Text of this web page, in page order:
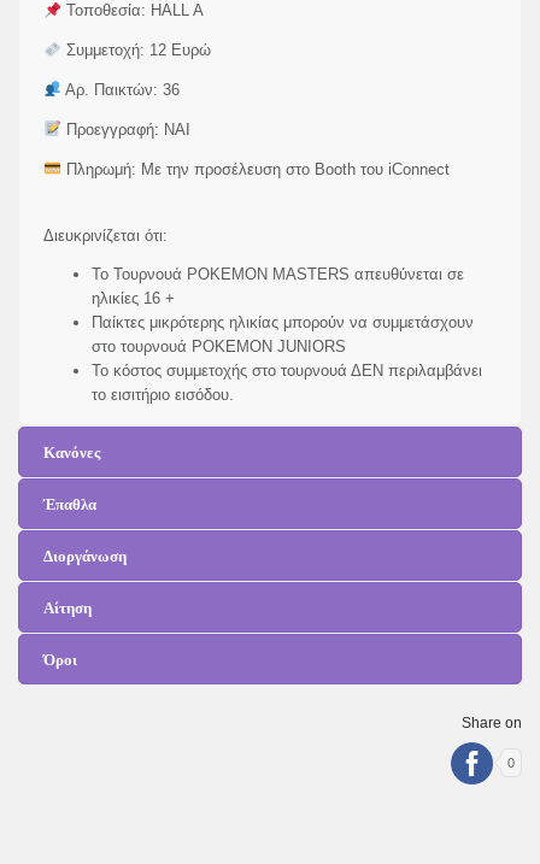
Τοποθεσία: HALL A
Συμμετοχή: 12 Ευρώ
Αρ. Παικτών: 36
Προεγγραφή: ΝΑΙ
Πληρωμή: Με την προσέλευση στο Booth του iConnect
Διευκρινίζεται ότι:
To Τουρνουά POKEMON MASTERS απευθύνεται σε
ηλικίες 16 +
Παίκτες μικρότερης ηλικίας μπορούν να συμμετάσχουν
στο τουρνουά POKEMON JUNIORS
Το κόστος συμμετοχής στο τουρνουά ΔΕΝ περιλαμβάνει
το εισιτήριο εισόδου.
Κανόνες
Έπαθλα
Διοργάνωση
Αίτηση
Όροι
Share on
0